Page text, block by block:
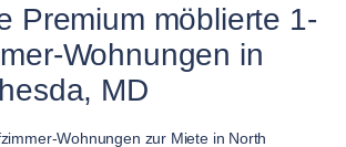
Premium möblierte 1-
Wohnungen in
MD
Wohnungen zur Miete in North